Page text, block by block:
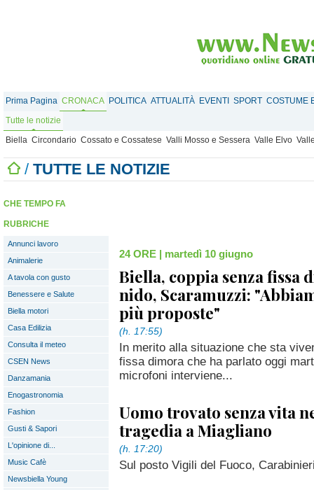
Prima Pagina CRONACA POLITICA ATTUALITÀ EVENTI SPORT COSTUME
Tutte le notizie
Biella Circondario Cossato e Cossatese Valli Mosso e Sessera Valle Elvo
/ TUTTE LE NOTIZIE
CHE TEMPO FA
RUBRICHE
Annunci lavoro
Animalerie
A tavola con gusto
Benessere e Salute
Biella motori
Casa Edilizia
Consulta il meteo
CSEN News
Danzamania
Enogastronomia
Fashion
Gusti & Sapori
L'opinione di...
Music Cafè
Newsbiella Young
24 ORE | martedì 10 giugno
Biella, coppia senza fissa
nido, Scaramuzzi:
più proposte"
(h. 17:55)
In merito alla situazione che sta
fissa dimora che ha parlato oggi
microfoni interviene...
Uomo trovato senza vita
tragedia a Miagliano
(h. 17:20)
Sul posto Vigili del Fuoco,